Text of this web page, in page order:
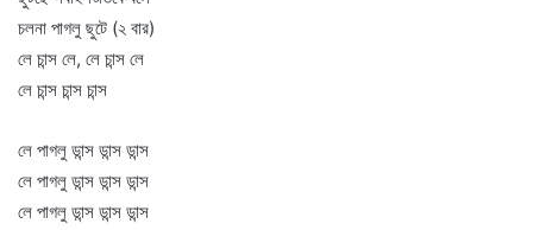
চলনা পাগলু ছুটে (২ বার)
লে চান্স লে, লে চান্স লে
লে চান্স চান্স চান্স
লে পাগলু ডান্স ডান্স ডান্স
লে পাগলু ডান্স ডান্স ডান্স
লে পাগলু ডান্স ডান্স ডান্স